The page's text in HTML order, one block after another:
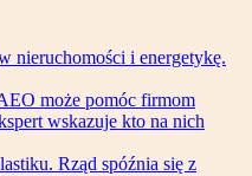
nieruchomości i energetykę.
może pomóc firmom
wskazuje kto na nich
Rząd spóźnia się z